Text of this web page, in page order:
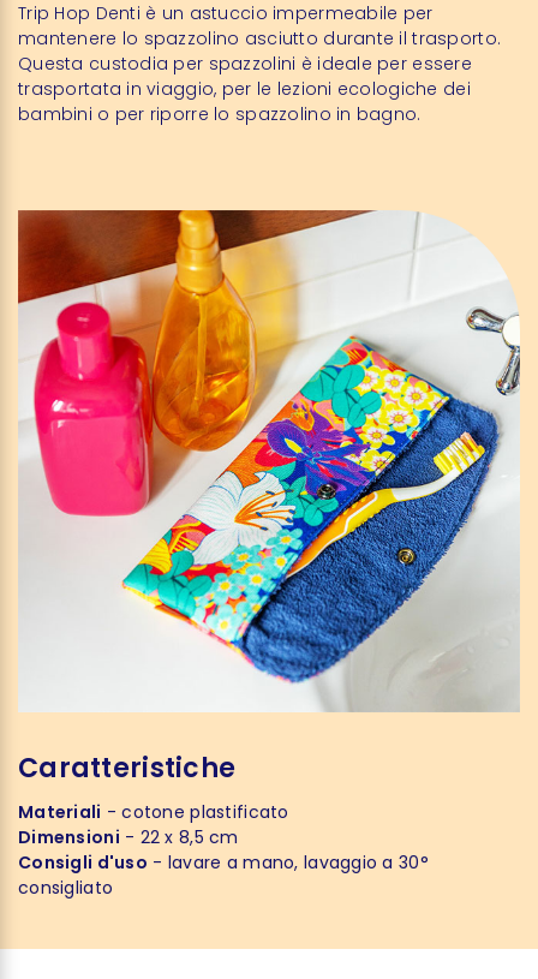
Trip Hop Denti è un astuccio impermeabile per
mantenere lo spazzolino asciutto durante il trasporto.
Questa custodia per spazzolini è ideale per essere
trasportata in viaggio, per le lezioni ecologiche dei
bambini o per riporre lo spazzolino in bagno.
Caratteristiche
Materiali - cotone plastificato
Dimensioni - 22 x 8,5 cm
Consigli d'uso - lavare a mano, lavaggio a 30°
consigliato